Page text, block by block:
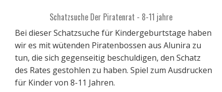
Schatzsuche Der Piratenrat - 8-11 jahre
Bei dieser Schatzsuche für Kindergeburtstage haben
wir es mit wütenden Piratenbossen aus Alunira zu
tun, die sich gegenseitig beschuldigen, den Schatz
des Rates gestohlen zu haben. Spiel zum Ausdrucken
für Kinder von 8-11 Jahren.